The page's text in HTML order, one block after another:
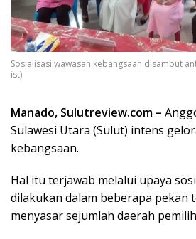
Sosialisasi wawasan kebangsaan disambut
ist)
Manado, Sulutreview.com –
Sulawesi Utara (Sulut) intens
kebangsaan.
Hal itu terjawab melalui upaya
dilakukan dalam beberapa pekan
menyasar sejumlah daerah